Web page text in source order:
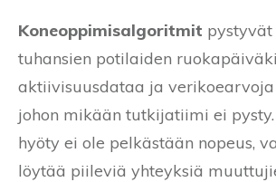
Koneoppimisalgoritmit
tuhansien potilaiden
aktiivisuusdataa ja verikoearvoja
johon mikään tutkijatiimi ei pysty.
hyöty ei ole pelkästään nopeus,
löytää piileviä yhteyksiä